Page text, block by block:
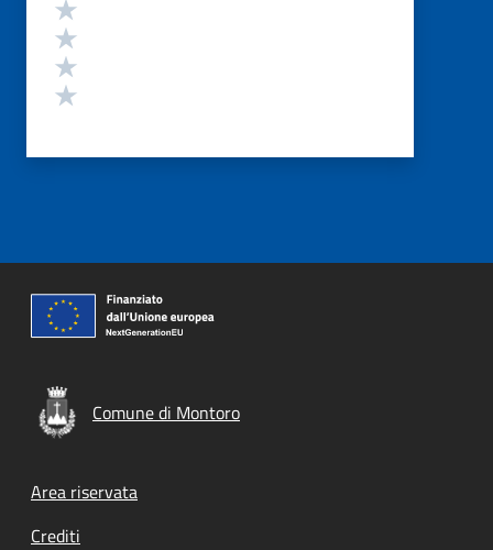
Comune di Montoro
Footer menu
Area riservata
Crediti